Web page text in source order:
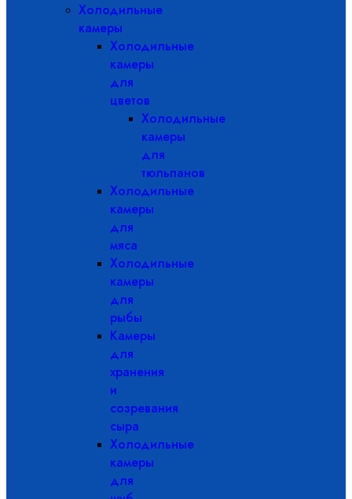
Холодильные
камеры
Холодильные
камеры
для
цветов
Холодильные
камеры
для
тюльпанов
Холодильные
камеры
для
мяса
Холодильные
камеры
для
рыбы
Камеры
для
хранения
и
созревания
сыра
Холодильные
камеры
для